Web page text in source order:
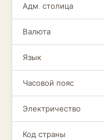
Адм. столица
Валюта
Язык
Часовой пояс
Электричество
Код страны